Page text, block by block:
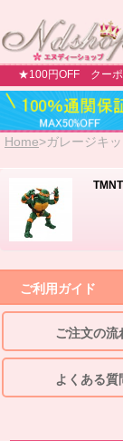
★100円OFF クーポ
Home>ガレージキ
ご利用ガイド
ご注文の流
よくある質